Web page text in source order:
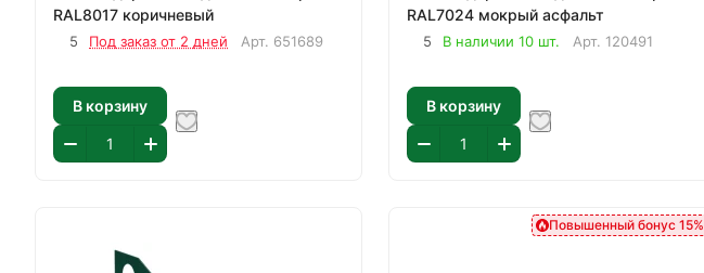
RAL8017 коричневый
5 Под заказ от 2 дней Арт. 651689
В корзину
RAL7024 мокрый асфальт
5 В наличии 10 шт. Арт. 120491
В корзину
Повышенный бонус 15%